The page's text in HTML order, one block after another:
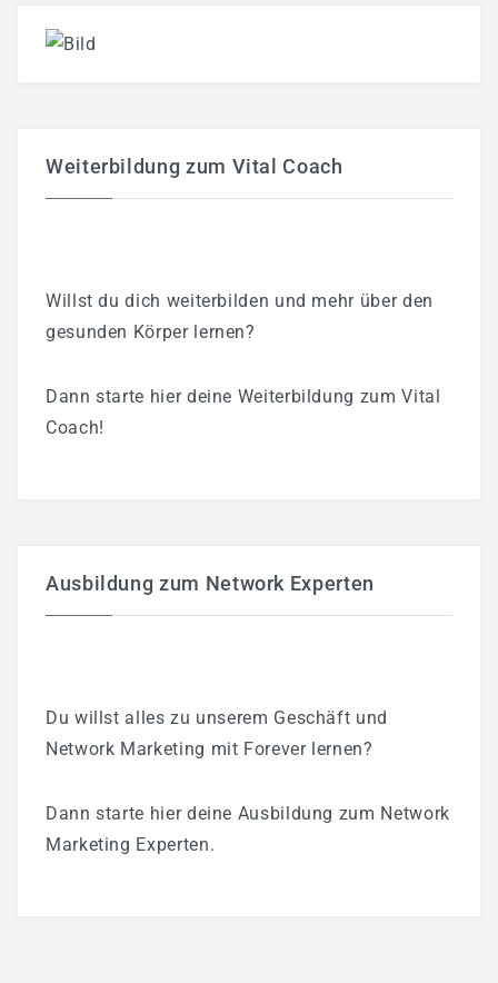
Weiterbildung zum Vital Coach
Willst du dich weiterbilden und mehr über den
gesunden Körper lernen?
Dann starte hier deine Weiterbildung zum Vital
Coach!
Ausbildung zum Network Experten
Du willst alles zu unserem Geschäft und
Network Marketing mit Forever lernen?
Dann starte hier deine Ausbildung zum Network
Marketing Experten.